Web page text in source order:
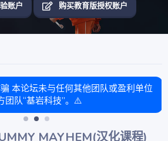
账户 购买教育版授权账户
本论坛未与任何其他团队或盈利单位
团队“基岩科技”。⚠️
MAYHEM(汉化课程)